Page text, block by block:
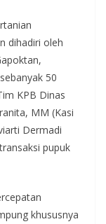
dihadiri oleh
50
KPB Dinas
MM (Kasi
Dermadi
pupuk
khususnya